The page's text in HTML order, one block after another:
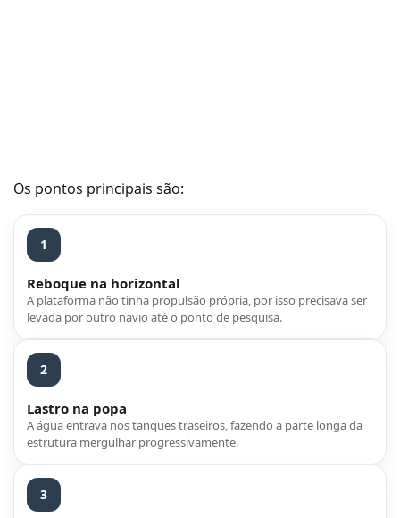
Os pontos principais são:
1
Reboque na horizontal
A plataforma não tinha propulsão própria, por isso precisava ser
levada por outro navio até o ponto de pesquisa.
2
Lastro na popa
A água entrava nos tanques traseiros, fazendo a parte longa da
estrutura mergulhar progressivamente.
3